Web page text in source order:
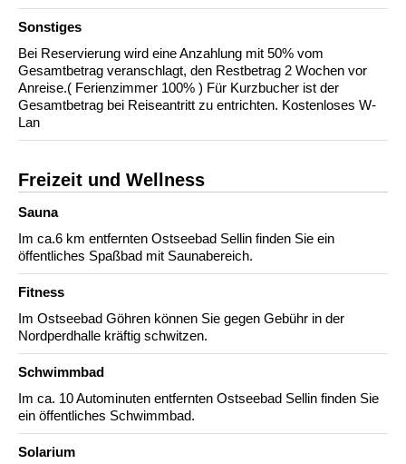
Sonstiges
Bei Reservierung wird eine Anzahlung mit 50% vom
Gesamtbetrag veranschlagt, den Restbetrag 2 Wochen vor
Anreise.( Ferienzimmer 100% ) Für Kurzbucher ist der
Gesamtbetrag bei Reiseantritt zu entrichten. Kostenloses W-
Lan
Freizeit und Wellness
Sauna
Im ca.6 km entfernten Ostseebad Sellin finden Sie ein
öffentliches Spaßbad mit Saunabereich.
Fitness
Im Ostseebad Göhren können Sie gegen Gebühr in der
Nordperdhalle kräftig schwitzen.
Schwimmbad
Im ca. 10 Autominuten entfernten Ostseebad Sellin finden Sie
ein öffentliches Schwimmbad.
Solarium